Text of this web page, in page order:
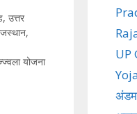
, उत्तर
,
योजना
UP